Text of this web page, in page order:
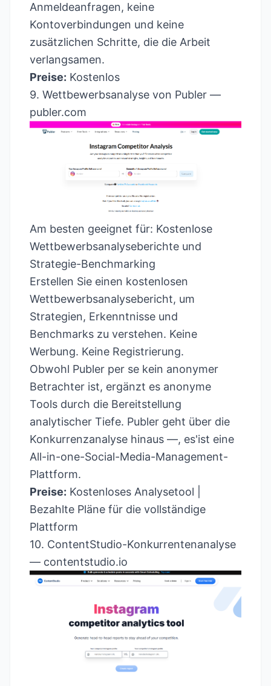
Anmeldeanfragen, keine
Kontoverbindungen und keine
zusätzlichen Schritte, die die Arbeit
verlangsamen.
Preise: Kostenlos
9. Wettbewerbsanalyse von Publer —
publer.com
Am besten geeignet für: Kostenlose
Wettbewerbsanalyseberichte und
Strategie-Benchmarking
Erstellen Sie einen kostenlosen
Wettbewerbsanalysebericht, um
Strategien, Erkenntnisse und
Benchmarks zu verstehen. Keine
Werbung. Keine Registrierung.
Obwohl Publer per se kein anonymer
Betrachter ist, ergänzt es anonyme
Tools durch die Bereitstellung
analytischer Tiefe. Publer geht über die
Konkurrenzanalyse hinaus —, es'ist eine
All-in-one-Social-Media-Management-
Plattform.
Preise: Kostenloses Analysetool |
Bezahlte Pläne für die vollständige
Plattform
10. ContentStudio-Konkurrentenanalyse
— contentstudio.io